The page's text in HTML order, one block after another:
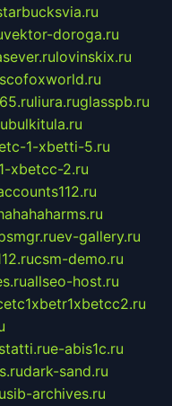
vektor-doroga.ru
lovinskix.ru
liura.ruglasspb.ru
bulkitula.ru
1-xbetti-5.ru
xbetcc-2.ru
ev-gallery.ru
csm-demo.ru
allseo-host.ru
e-abis1c.ru
dark-sand.ru
sib-archives.ru